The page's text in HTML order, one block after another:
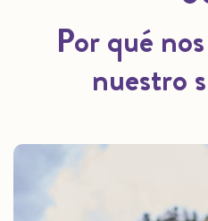
Por qué
nuestro